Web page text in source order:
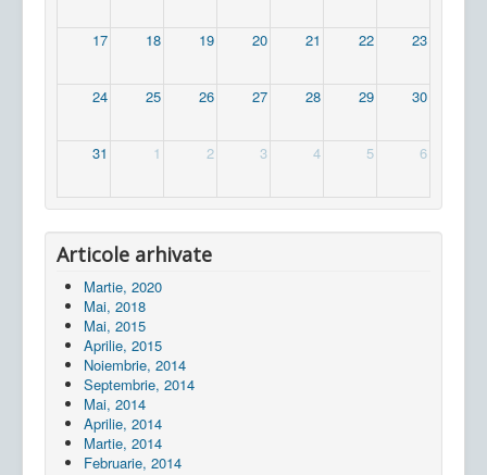
17 18 19 20 21 22 23
24 25 26 27 28 29 30
31 1 2 3 4 5 6
Articole arhivate
Martie, 2020
Mai, 2018
Mai, 2015
Aprilie, 2015
Noiembrie, 2014
Septembrie, 2014
Mai, 2014
Aprilie, 2014
Martie, 2014
Februarie, 2014